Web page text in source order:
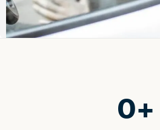
0+